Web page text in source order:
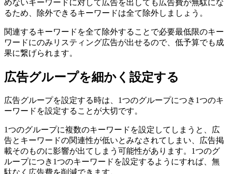
めないキーワードに対して広告を出しても広告費が無駄にな
るため、除外できるキーワードは全て除外しましょう。
関連するキーワードを全て除外することで必要最低限のキー
ワードにのみリスティング広告が出せるので、低予算でも成
果に繋げられます。
広告グループを細かく設定する
広告グループを設定する時は、1つのグループにつき1つのキ
ーワードを設定することが大切です。
1つのグループに複数のキーワードを設定してしまうと、広
告とキーワードの関連性が低いとみなされてしまい、広告掲
載そのものに影響が出てしまう可能性があります。 1つのグ
ループにつき1つのキーワードを設定するようにすれば、無
駄なく広告費を削減できます。